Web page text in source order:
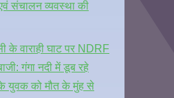
संचालन व्यवस्था की
के वाराही घाट पर NDRF
गंगा नदी में डूब रहे
के युवक को मौत के मुंह से